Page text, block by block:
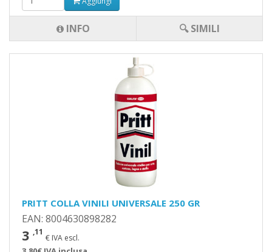
INFO 🔍 SIMILI
PRITT COLLA VINILI UNIVERSALE 250 GR
EAN: 8004630898282
3 ,11
€ IVA escl.